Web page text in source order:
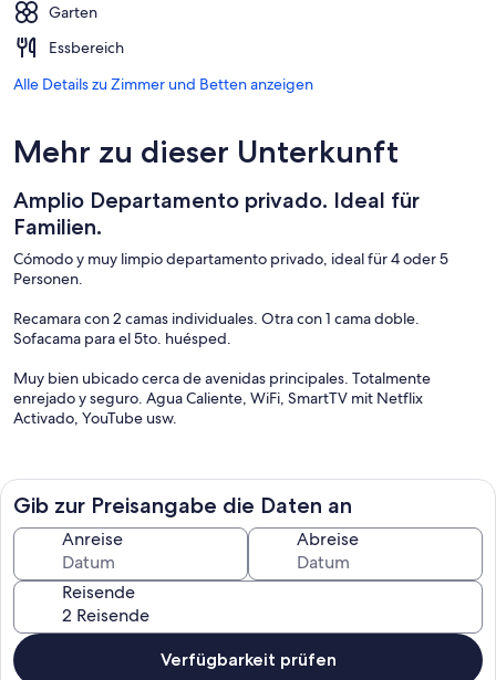
Garten
Essbereich
Alle Details zu Zimmer und Betten anzeigen
Mehr zu dieser Unterkunft
Amplio Departamento privado. Ideal für
Familien.
Cómodo y muy limpio departamento privado, ideal für 4 oder 5
Personen.
Recamara con 2 camas individuales. Otra con 1 cama doble.
Sofacama para el 5to. huésped.
Muy bien ubicado cerca de avenidas principales. Totalmente
enrejado y seguro. Agua Caliente, WiFi, SmartTV mit Netflix
Activado, YouTube usw.
einer anpassbaren Terrasse und einer Terrasse für Ruhe und
Entspannung. Es wird eine Übersetzung des Originaltextes und des
Originaltextes angezeigt. Patio für ein Frühstück im Freien. Les doy
independencia a mis huéspedes, pero estoy disponible si me
necesitan. Siempre estoy al pendiente por si necesitan algo ...
siempre que esté en mis manos, estoy disponible para resolver sus
dudas! Limpieza y atencion. Buena ropa de cama.
Nos hemos esmerado en acondicionarlo como para vivir ahí.
En la Cocina utensilios für die Zubereitung von Lebensmitteln. Refri,
estufa c / horno, micro, licuadora y cafetera. Bebidas refrescantes
Gib zur Preisangabe die Daten an
Anreise Abreise
Reisende
Verfügbarkeit prüfen